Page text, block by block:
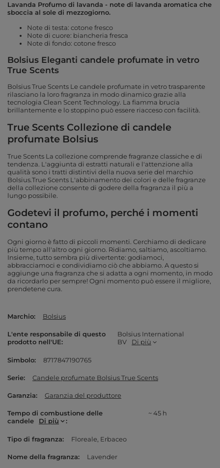
Lavanda Profumo di lavanda - note di lavanda aromatica che
sboccia al sole di mezzogiorno.
Note di testa: cotone fresco
Note di cuore: biancheria fresca
Note di fondo: cotone fresco
Bolsius Eleganti candele profumate in vetro
True Scents
Bolsius True Scents Le candele profumate in vetro trasparente
rilasciano la loro fragranza in modo dinamico grazie alla
tecnologia Clean Scent Technology. La fiamma brucia
brillantemente e lo stoppino può essere riacceso con facilità.
True Scents Collezione di candele
profumate Bolsius
True Scents La collezione comprende fragranze classiche e di
tendenza. L'aggiunta di estratti naturali e l'attenzione alla
qualità sono i tratti distintivi della nuova serie del marchio
Bolsius.True Scents L'abbinamento dei colori e delle fragranze
della collezione consente di godere della fragranza il più a
lungo possibile.
Godetevi il profumo, perché i momenti
contano
Ogni giorno è fatto di piccoli momenti. Cerchiamo di dedicare
più tempo all'altro ogni giorno. Ridiamo, saltiamo, ascoltiamo.
Insieme, tutto sembra più divertente: godiamoci,
abbracciamoci e condividiamo ciò che abbiamo. A questo si
aggiunge una fragranza che si adatta a ogni momento, in modo
da ricordarlo per sempre! Ogni momento può essere il migliore,
prendetene cura.
Marchio Bolsius
L'ente responsabile di questo
prodotto nell'UE
Bolsius International
BV
Di più
Simbolo 8717847190765
Serie Candele profumate Bolsius True Scents
Garanzia Garanzia del produttore
Tempo di combustione delle
candele
Di più
~ 45 h
Tipo di fragranza Floreale Erbaceo
Nome della fragranza Lavender